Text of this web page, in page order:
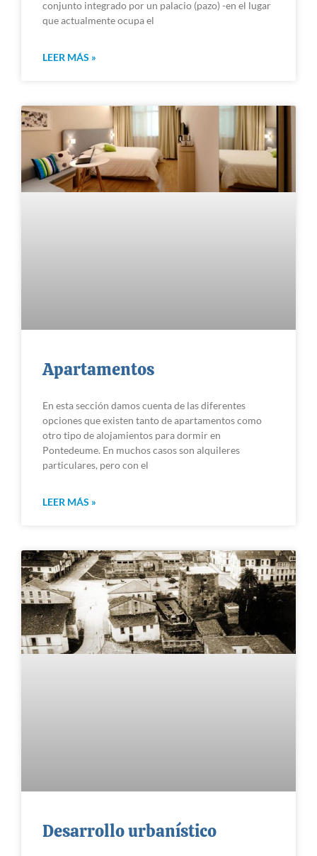
conjunto integrado por un palacio (pazo) -en el lugar
que actualmente ocupa el
LEER MÁS »
Apartamentos
En esta sección damos cuenta de las diferentes
opciones que existen tanto de apartamentos como
otro tipo de alojamientos para dormir en
Pontedeume. En muchos casos son alquileres
particulares, pero con el
LEER MÁS »
Desarrollo urbanístico